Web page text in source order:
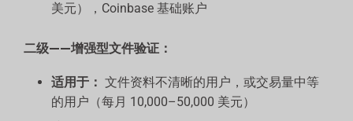
美元），Coinbase 基础账户
二级——增强型文件验证：
适用于： 文件资料不清晰的用户，或交易量中等
的用户（每月 10,000–50,000 美元）